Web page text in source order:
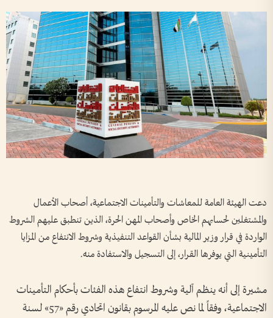
دعت الهيئة العامة للمعاشات والتأمينات الاجتماعية، أصحاب الأعمال
والمشتغلين لحسابهم الخاص وأصحاب المهن الحرة، الذين تنطبق عليهم الشروط
الواردة في قرار وزير المالية بشأن القواعد التنفيذية وشروط الانتفاع من المزايا
التأمينية التي يوفرها القرار، إلى التسجيل والاستفادة منه.
مشيرة إلى أنه ينظم آلية وشروط انتفاع هذه الفئات بأحكام التأمينات
الاجتماعية، وفقاً لما نص عليه المرسوم بقانون اتحادي رقم «57» لسنة